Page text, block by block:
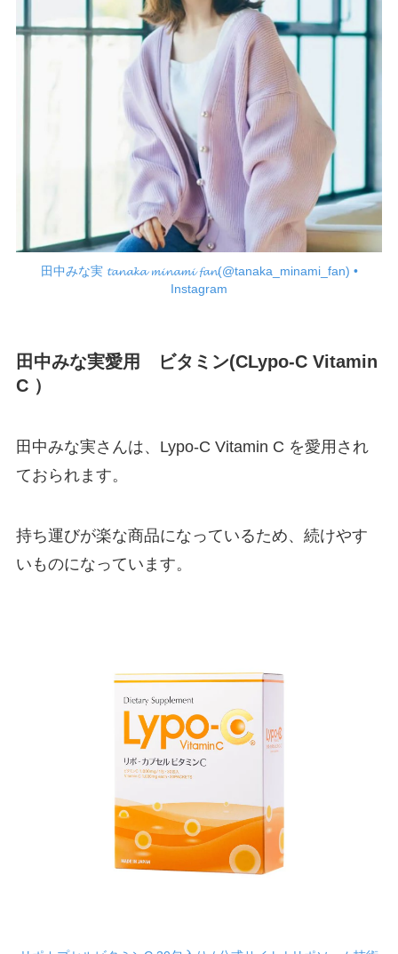
田中みな実 𝓽𝓪𝓷𝓪𝓴𝓪 𝓶𝓲𝓷𝓪𝓶𝓲 𝓯𝓪𝓷(@tanaka_minami_fan) •
Instagram
田中みな実愛用 ビタミン(CLypo-C Vitamin
C ）
田中みな実さんは、Lypo-C Vitamin C を愛用され
ておられます。
持ち運びが楽な商品になっているため、続けやす
いものになっています。